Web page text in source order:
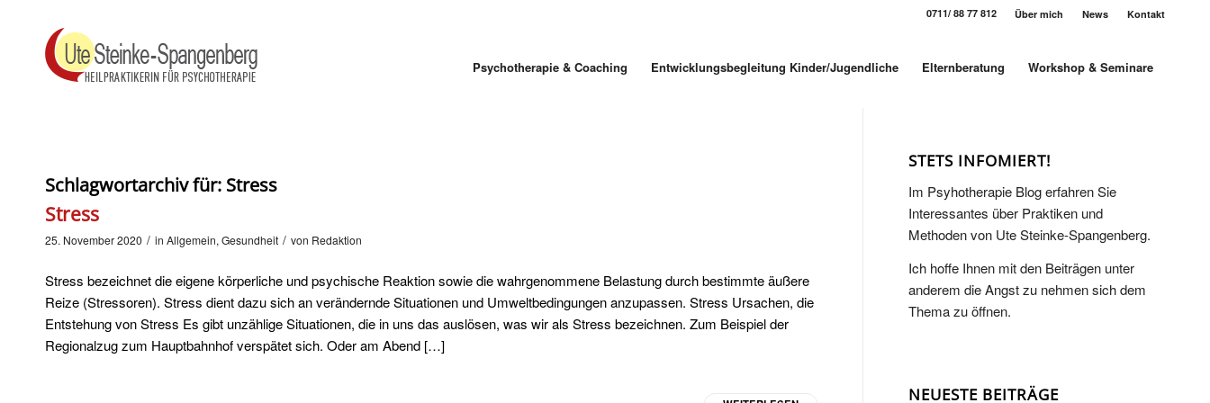
Über mich News Kontakt
0711/ 88 77 812
Psychotherapie & Coaching Entwicklungsbegleitung Kinder/Jugendliche Elternberatung Workshop & Seminare
Schlagwortarchiv für: Stress
Stress
25. November 2020 / in Allgemein, Gesundheit / von Redaktion
Stress bezeichnet die eigene körperliche und psychische Reaktion sowie die wahrgenommene Belastung durch bestimmte äußere
Reize (Stressoren). Stress dient dazu sich an verändernde Situationen und Umweltbedingungen anzupassen. Stress Ursachen, die
Entstehung von Stress Es gibt unzählige Situationen, die in uns das auslösen, was wir als Stress bezeichnen. Zum Beispiel der
Regionalzug zum Hauptbahnhof verspätet sich. Oder am Abend […]
STETS INFOMIERT!
Im Psyhotherapie Blog erfahren Sie
Interessantes über Praktiken und
Methoden von Ute Steinke-Spangenberg.
Ich hoffe Ihnen mit den Beiträgen unter
anderem die Angst zu nehmen sich dem
Thema zu öffnen.
NEUESTE BEITRÄGE